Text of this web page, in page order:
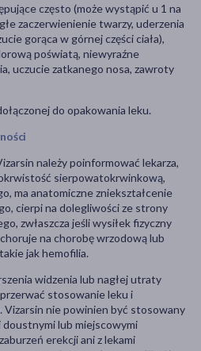
często (może wystąpić u 1 na
zaczerwienienie twarzy, uderzenia
gorąca w górnej części ciała),
poświatą, niewyraźne
uczucie zatkanego nosa, zawroty
do opakowania leku.
należy poinformować lekarza,
sierpowatokrwinkową,
ma anatomiczne zniekształcenie
cierpi na dolegliwości ze strony
zwłaszcza jeśli wysiłek fizyczny
na chorobę wrzodową lub
jak hemofilia.
widzenia lub nagłej utraty
stosowanie leku i
Vizarsin nie powinien być stosowany
doustnymi lub miejscowymi
erekcji ani z lekami